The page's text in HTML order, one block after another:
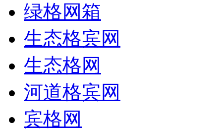
绿格网箱
生态格宾网
生态格网
河道格宾网
宾格网